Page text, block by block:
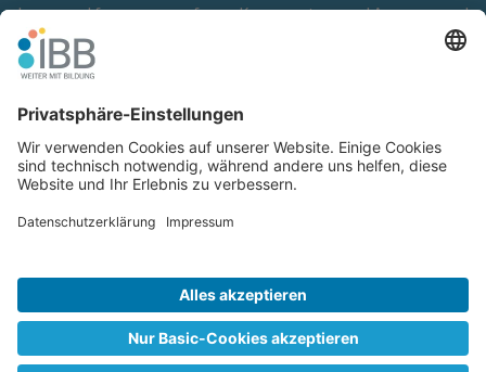
Lesen und freuen uns auf eure Kommentare und Anregungen!
Ein Blog der
Cookie-Einstellungen
Glossar
Hinweisgeberschutz
Impressum
Netiquette